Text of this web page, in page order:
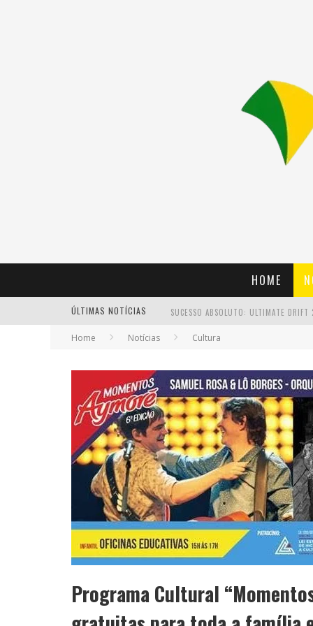
HOME
ÚLTIMAS NOTÍCIAS
EM ABRIL, BOULEVARD SHOPPING BH
Home Notícias Cultura
Programa Cultural